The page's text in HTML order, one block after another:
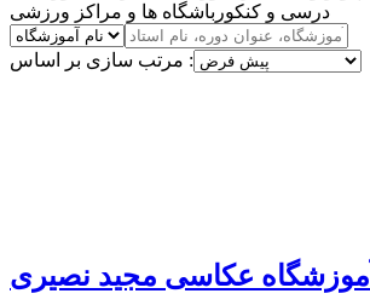
درسی و کنکور باشگاه ها و مراکز ورزشی
مرتب سازی بر اساس :
آموزشگاه عکاسی مجید نصیری